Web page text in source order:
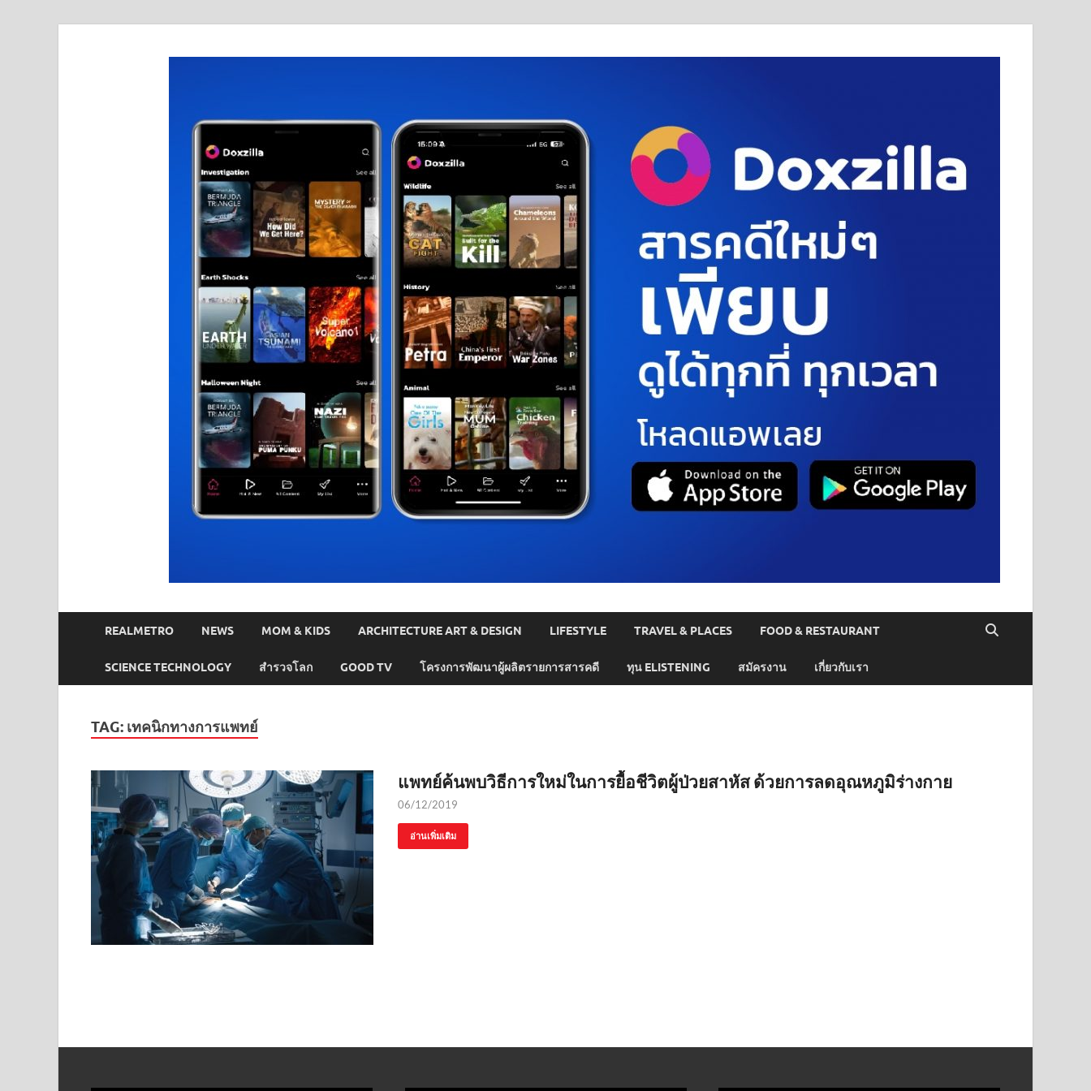
REALMETRO NEWS MOM & KIDS ARCHITECTURE ART & DESIGN LIFESTYLE TRAVEL & PLACES FOOD & RESTAURANT
SCIENCE TECHNOLOGY สำรวจโลก GOOD TV โครงการพัฒนาผู้ผลิตรายการสารคดี ทุน ELISTENING สมัครงาน เกี่ยวกับเรา
TAG: เทคนิกทางการแพทย์
แพทย์ค้นพบวิธีการใหม่ในการยื้อชีวิตผู้ป่วยสาหัส ด้วยการลดอุณหภูมิร่างกาย
06/12/2019
อ่านเพิ่มเติม